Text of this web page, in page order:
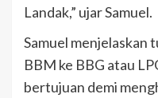
Landak,” ujar Samuel.
Samuel menjelaskan
BBM ke BBG atau
bertujuan demi